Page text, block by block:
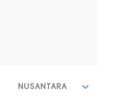
NUSANTARA